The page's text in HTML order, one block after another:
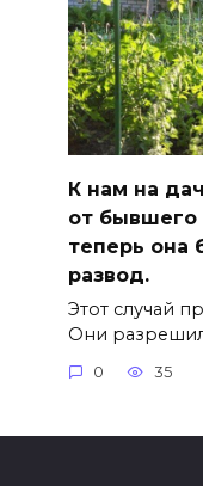
К нам на
от бывшего
теперь она
развод.
Этот случай
Они
0 35